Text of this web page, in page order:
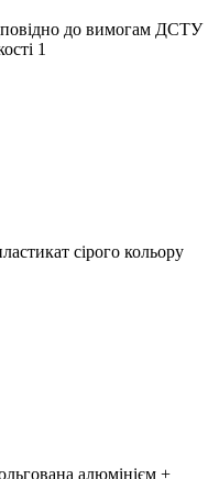
до вимогам ДСТУ
1
сірого кольору
алюмінієм +